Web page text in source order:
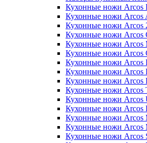
Кухонные ножи Arcos
Кухонные ножи Arcos
Кухонные ножи Arcos
Кухонные ножи Arcos
Кухонные ножи Arcos
Кухонные ножи Arcos
Кухонные ножи Arcos
Кухонные ножи Arcos
Кухонные ножи Arcos
Кухонные ножи Arcos
Кухонные ножи Arcos
Кухонные ножи Arcos
Кухонные ножи Arcos
Кухонные ножи Arcos
Кухонные ножи Arcos